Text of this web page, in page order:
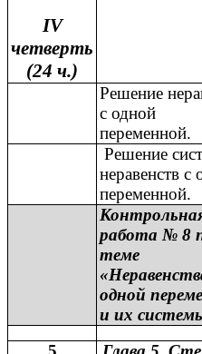
IV
четверть
(24 ч.)
Решение
с одной
переменной.
Решение
неравенств с
переменной.
работа № 8
теме
одной
и их